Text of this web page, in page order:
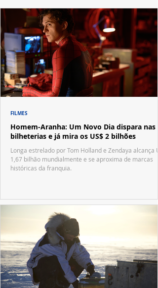
Homem-Aranha: Um Novo Dia dispara nas
bilheterias e já mira os US$ 2 bilhões
Longa estrelado por Tom Holland e Zendaya alcança
1,67 bilhão mundialmente e se aproxima de marcas
históricas da franquia.
FILMES